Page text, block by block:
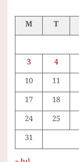
M
T
3
4
10
11
17
18
24
25
31